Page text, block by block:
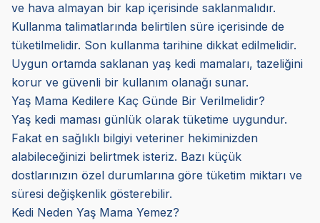
ve hava almayan bir kap içerisinde saklanmalıdır.
Kullanma talimatlarında belirtilen süre içerisinde de
tüketilmelidir. Son kullanma tarihine dikkat edilmelidir.
Uygun ortamda saklanan yaş kedi mamaları, tazeliğini
korur ve güvenli bir kullanım olanağı sunar.
Yaş Mama Kedilere Kaç Günde Bir Verilmelidir?
Yaş kedi maması günlük olarak tüketime uygundur.
Fakat en sağlıklı bilgiyi veteriner hekiminizden
alabileceğinizi belirtmek isteriz. Bazı küçük
dostlarınızın özel durumlarına göre tüketim miktarı ve
süresi değişkenlik gösterebilir.
Kedi Neden Yaş Mama Yemez?